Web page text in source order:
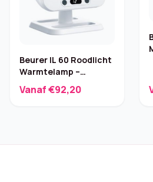
Beurer IL 60 Roodlicht
Warmtelamp –
Premium
Vanaf €92,20